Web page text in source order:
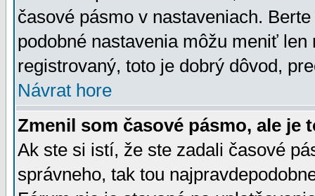
časové pásmo v nastaveniach.
podobné nastavenia môžu meniť
registrovaný, toto je dobrý dôvod,
Návrat hore
Zmenil som časové pásmo, ale je
Ak ste si istí, že ste zadali časové
správneho, tak tou